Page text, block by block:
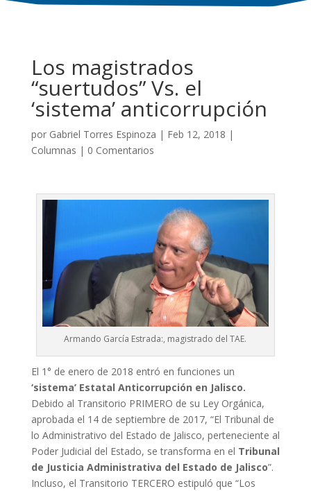
Los magistrados
“suertudos” Vs. el
‘sistema’ anticorrupción
por Gabriel Torres Espinoza | Feb 12, 2018 |
Columnas | 0 Comentarios
Armando García Estrada:, magistrado del TAE.
El 1° de enero de 2018 entró en funciones un
‘sistema’ Estatal Anticorrupción en Jalisco.
Debido al Transitorio PRIMERO de su Ley Orgánica,
aprobada el 14 de septiembre de 2017, “El Tribunal de
lo Administrativo del Estado de Jalisco, perteneciente al
Poder Judicial del Estado, se transforma en el Tribunal
de Justicia Administrativa del Estado de Jalisco”.
Incluso, el Transitorio TERCERO estipuló que “Los